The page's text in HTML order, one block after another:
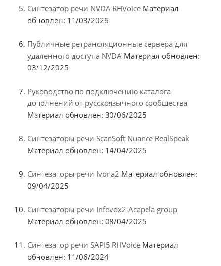
Синтезатор речи NVDA RHVoice Материал
обновлен: 11/03/2026
Публичные ретрансляционные сервера для
удаленного доступа NVDA Материал обновлен:
03/12/2025
Руководство по подключению каталога
дополнений от русскоязычного сообщества
Материал обновлен: 30/06/2025
Синтезаторы речи ScanSoft Nuance RealSpeak
Материал обновлен: 14/04/2025
Синтезаторы речи Ivona2 Материал обновлен:
09/04/2025
Синтезаторы речи Infovox2 Acapela group
Материал обновлен: 08/04/2025
Синтезатор речи SAPI5 RHVoice Материал
обновлен: 11/06/2024